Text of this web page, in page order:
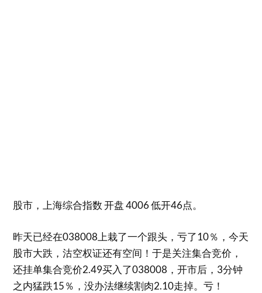
股市，上海综合指数 开盘 4006 低开46点。
昨天已经在038008上栽了一个跟头，亏了10％，今天
股市大跌，沽空权证还有空间！于是关注集合竞价，
还挂单集合竞价2.49买入了038008，开市后，3分钟
之内猛跌15％，没办法继续割肉2.10走掉。亏！